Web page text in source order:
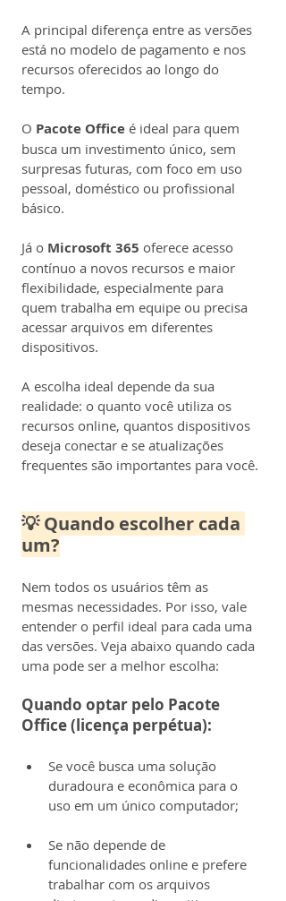
A principal diferença entre as versões
está no modelo de pagamento e nos
recursos oferecidos ao longo do
tempo.
O Pacote Office é ideal para quem
busca um investimento único, sem
surpresas futuras, com foco em uso
pessoal, doméstico ou profissional
básico.
Já o Microsoft 365 oferece acesso
contínuo a novos recursos e maior
flexibilidade, especialmente para
quem trabalha em equipe ou precisa
acessar arquivos em diferentes
dispositivos.
A escolha ideal depende da sua
realidade: o quanto você utiliza os
recursos online, quantos dispositivos
deseja conectar e se atualizações
frequentes são importantes para você.
💡 Quando escolher cada
um?
Nem todos os usuários têm as
mesmas necessidades. Por isso, vale
entender o perfil ideal para cada uma
das versões. Veja abaixo quando cada
uma pode ser a melhor escolha:
Quando optar pelo Pacote
Office (licença perpétua):
Se você busca uma solução
duradoura e econômica para o
uso em um único computador;
Se não depende de
funcionalidades online e prefere
trabalhar com os arquivos